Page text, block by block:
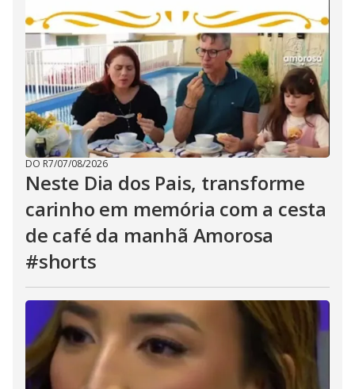
DO R7/07/08/2026
Neste Dia dos Pais, transforme
carinho em memória com a cesta
de café da manhã Amorosa
#shorts